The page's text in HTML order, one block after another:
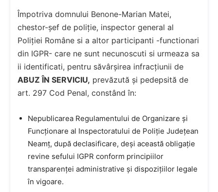
Împotriva domnului Benone-Marian Matei,
chestor-șef de poliție, inspector general al
Poliției Române si a altor participanti -functionari
din IGPR- care ne sunt necunoscuti si urmeaza sa
ii identificati, pentru săvârșirea infracțiunii de
ABUZ ÎN SERVICIU, prevăzută și pedepsită de
art. 297 Cod Penal, constând în:
Nepublicarea Regulamentului de Organizare și
Funcționare al Inspectoratului de Poliție Județean
Neamț, după declasificare, deși această obligație
revine sefului IGPR conform principiilor
transparenței administrative și dispozițiilor legale
în vigoare.